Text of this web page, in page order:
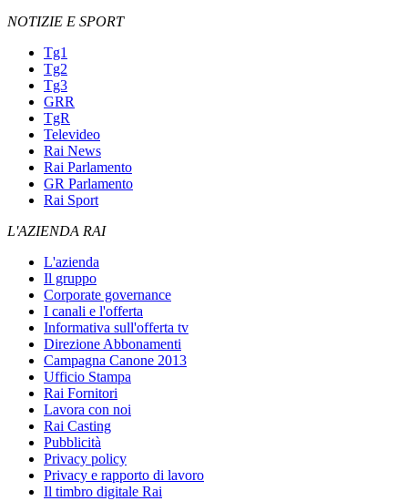
NOTIZIE E SPORT
Tg1
Tg2
Tg3
GRR
TgR
Televideo
Rai News
Rai Parlamento
GR Parlamento
Rai Sport
L'AZIENDA RAI
L'azienda
Il gruppo
Corporate governance
I canali e l'offerta
Informativa sull'offerta tv
Direzione Abbonamenti
Campagna Canone 2013
Ufficio Stampa
Rai Fornitori
Lavora con noi
Rai Casting
Pubblicità
Privacy policy
Privacy e rapporto di lavoro
Il timbro digitale Rai